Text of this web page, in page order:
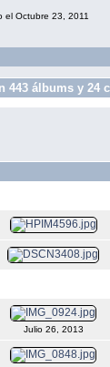
el Octubre 23, 2011
443álbums y 24
Julio 26, 2013